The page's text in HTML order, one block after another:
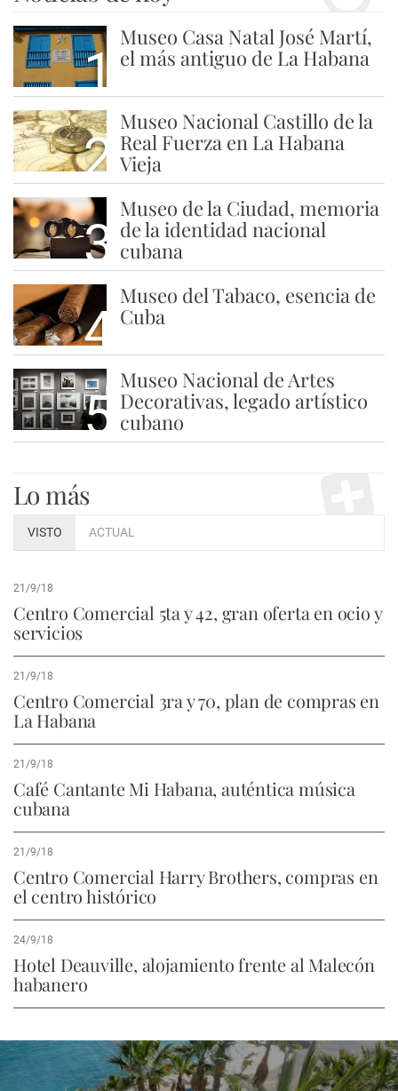
1
Museo Casa Natal José Martí,
el más antiguo de La Habana
2
Museo Nacional Castillo de la
Real Fuerza en La Habana
Vieja
3
Museo de la Ciudad, memoria
de la identidad nacional
cubana
4
Museo del Tabaco, esencia de
Cuba
5
Museo Nacional de Artes
Decorativas, legado artístico
cubano
Lo más
VISTO ACTUAL
21/9/18
Centro Comercial 5ta y 42, gran oferta en ocio y
servicios
21/9/18
Centro Comercial 3ra y 70, plan de compras en
La Habana
21/9/18
Café Cantante Mi Habana, auténtica música
cubana
21/9/18
Centro Comercial Harry Brothers, compras en
el centro histórico
24/9/18
Hotel Deauville, alojamiento frente al Malecón
habanero